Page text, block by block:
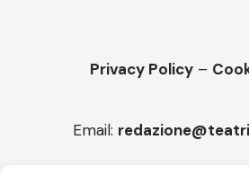
Privacy Policy –
Email: